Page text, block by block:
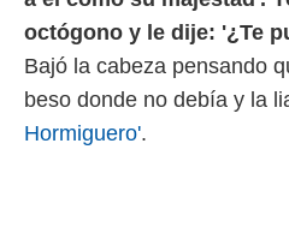
octógono y le dije: '¿Te
Bajó la cabeza pensando
beso donde no debía y la
Hormiguero'.